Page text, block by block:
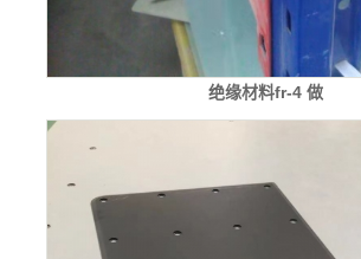
绝缘材料fr-4 做